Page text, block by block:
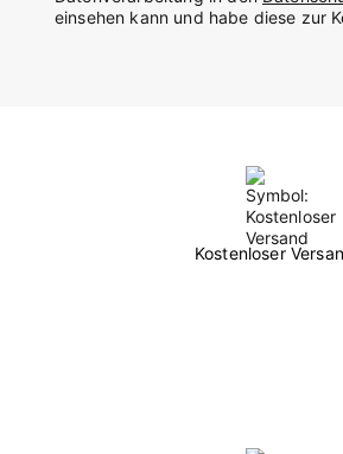
einsehen kann und habe diese zur
Kostenloser